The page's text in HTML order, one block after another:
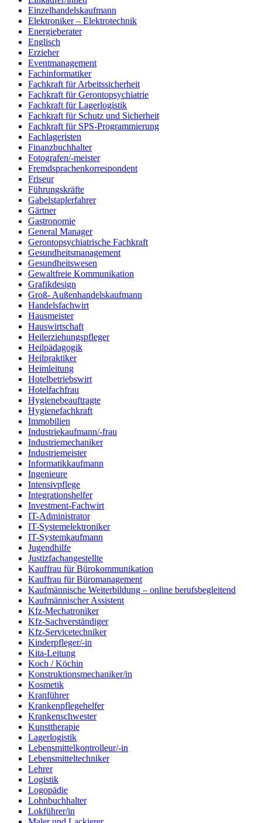
Einzelhandelskaufmann
Elektroniker – Elektrotechnik
Energieberater
Englisch
Erzieher
Eventmanagement
Fachinformatiker
Fachkraft für Arbeitssicherheit
Fachkraft für Gerontopsychiatrie
Fachkraft für Lagerlogistik
Fachkraft für Schutz und Sicherheit
Fachkraft für SPS-Programmierung
Fachlageristen
Finanzbuchhalter
Fotografen/-meister
Fremdsprachenkorrespondent
Friseur
Führungskräfte
Gabelstaplerfahrer
Gärtner
Gastronomie
General Manager
Gerontopsychiatrische Fachkraft
Gesundheitsmanagement
Gesundheitswesen
Gewaltfreie Kommunikation
Grafikdesign
Groß- Außenhandelskaufmann
Handelsfachwirt
Hausmeister
Hauswirtschaft
Heilerziehungspfleger
Heilpädagogik
Heilpraktiker
Heimleitung
Hotelbetriebswirt
Hotelfachfrau
Hygienebeauftragte
Hygienefachkraft
Immobilien
Industriekaufmann/-frau
Industriemechaniker
Industriemeister
Informatikkaufmann
Ingenieure
Intensivpflege
Integrationshelfer
Investment-Fachwirt
IT-Administrator
IT-Systemelektroniker
IT-Systemkaufmann
Jugendhilfe
Justizfachangestellte
Kauffrau für Bürokommunikation
Kauffrau für Büromanagement
Kaufmännische Weiterbildung – online berufsbegleitend
Kaufmännischer Assistent
Kfz-Mechatroniker
Kfz-Sachverständiger
Kfz-Servicetechniker
Kinderpfleger/-in
Kita-Leitung
Koch / Köchin
Konstruktionsmechaniker/in
Kosmetik
Kranführer
Krankenpflegehelfer
Krankenschwester
Kunsttherapie
Lagerlogistik
Lebensmittelkontrolleur/-in
Lebensmitteltechniker
Lehrer
Logistik
Logopädie
Lohnbuchhalter
Lokführer/in